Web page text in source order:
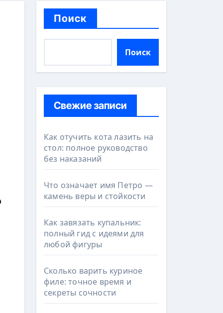
Поиск
Поиск
Свежие записи
Как отучить кота лазить на
стол: полное руководство
без наказаний
Что означает имя Петро —
камень веры и стойкости
Как завязать купальник:
полный гид с идеями для
любой фигуры
Сколько варить куриное
филе: точное время и
секреты сочности